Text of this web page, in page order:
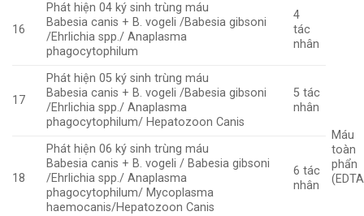
16
Phát hiện 04 ký sinh trùng máu
Babesia canis + B. vogeli /Babesia gibsoni
/Ehrlichia spp./ Anaplasma
phagocytophilum
4
tác
nhân
Máu
toàn
phẩn
17
Phát hiện 05 ký sinh trùng máu
Babesia canis + B. vogeli /Babesia gibsoni
/Ehrlichia spp./ Anaplasma
phagocytophilum/ Hepatozoon Canis
5 tác
nhân
18
Phát hiện 06 ký sinh trùng máu
Babesia canis + B. vogeli / Babesia gibsoni
/Ehrlichia spp./ Anaplasma
phagocytophilum/ Mycoplasma
haemocanis/Hepatozoon Canis
6 tác
nhân